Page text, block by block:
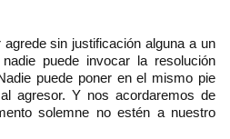
sin justificación alguna a un
puede invocar la resolución
puede poner en el mismo pie
agresor. Y nos acordaremos de
solemne no estén a nuestro